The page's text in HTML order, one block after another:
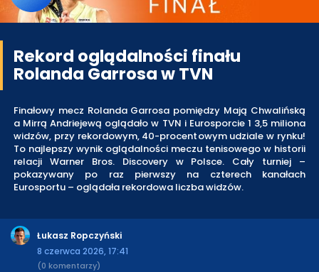
Rekord oglądalności finału
Rolanda Garrosa w TVN
Finałowy mecz Rolanda Garrosa pomiędzy Mają Chwalińską
a Mirrą Andriejewą oglądało w TVN i Eurosporcie 1 3,5 miliona
widzów, przy rekordowym, 40-procentowym udziale w rynku!
To najlepszy wynik oglądalności meczu tenisowego w historii
relacji Warner Bros. Discovery w Polsce. Cały turniej –
pokazywany po raz pierwszy na czterech kanałach
Eurosportu – oglądała rekordowa liczba widzów.
Łukasz Ropczyński
8 czerwca 2026, 17:41
(0 komentarzy)